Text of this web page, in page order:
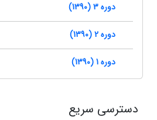
دوره 3 (1390)
دوره 2 (1390)
دوره 1 (1390)
دسترسی سریع